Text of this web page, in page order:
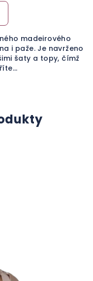
madeirového
i paže. Je navrženo
šaty a topy, čímž